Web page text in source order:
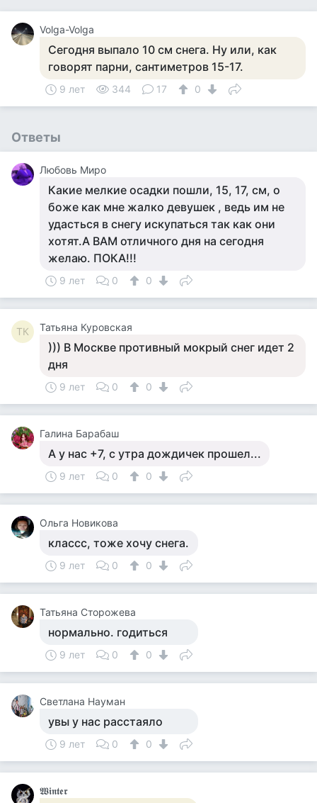
Volga-Volga
Сегодня выпало 10 см снега. Ну или, как
говорят парни, сантиметров 15-17.
9 лет 344 17 0
Ответы
Любовь Миро
Какие мелкие осадки пошли, 15, 17, см, о
боже как мне жалко девушек , ведь им не
удасться в снегу искупаться так как они
хотят.А ВАМ отличного дня на сегодня
желаю. ПОКА!!!
9 лет 0 0
ТК Татьяна Куровская
))) В Москве противный мокрый снег идет 2
дня
9 лет 0 0
Галина Барабаш
А у нас +7, с утра дождичек прошел...
9 лет 0 0
Ольга Новикова
классс, тоже хочу снега.
9 лет 0 0
Татьяна Сторожева
нормально. годиться
9 лет 0 0
Светлана Науман
увы у нас расстаяло
9 лет 0 0
𝖂𝖎𝖓𝖙𝖊𝖗